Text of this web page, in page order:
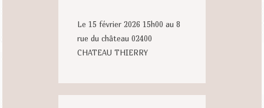
Le 15 février 2026 15h00 au 8
rue du château 02400
CHATEAU THIERRY